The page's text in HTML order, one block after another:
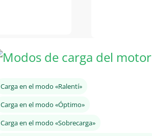
Modos de carga del motor
Carga en el modo «Ralentí»
Carga en el modo «Óptimo»
Carga en el modo «Sobrecarga»